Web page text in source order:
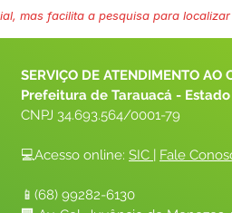
mas facilita a pesquisa para
SERVIÇO DE ATENDIMENTO AO
Prefeitura de Tarauacá -
CNPJ 34.693.564/0001-79
💻Acesso online: SIC | Fale
📱(68) 99282-6130